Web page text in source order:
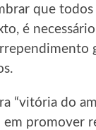
que todos
é
“vitória do
promover